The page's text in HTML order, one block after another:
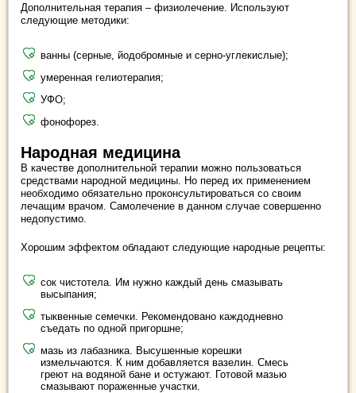
Дополнительная терапия – физиолечение. Используют
следующие методики:
ванны (серные, йодобромные и серно-углекислые);
умеренная гелиотерапия;
УФО;
фонофорез.
Народная медицина
В качестве дополнительной терапии можно пользоваться
средствами народной медицины. Но перед их применением
необходимо обязательно проконсультироваться со своим
лечащим врачом. Самолечение в данном случае совершенно
недопустимо.
Хорошим эффектом обладают следующие народные рецепты:
сок чистотела. Им нужно каждый день смазывать
высыпания;
тыквенные семечки. Рекомендовано каждодневно
съедать по одной пригоршне;
мазь из лабазника. Высушенные корешки
измельчаются. К ним добавляется вазелин. Смесь
греют на водяной бане и остужают. Готовой мазью
смазывают пораженные участки.